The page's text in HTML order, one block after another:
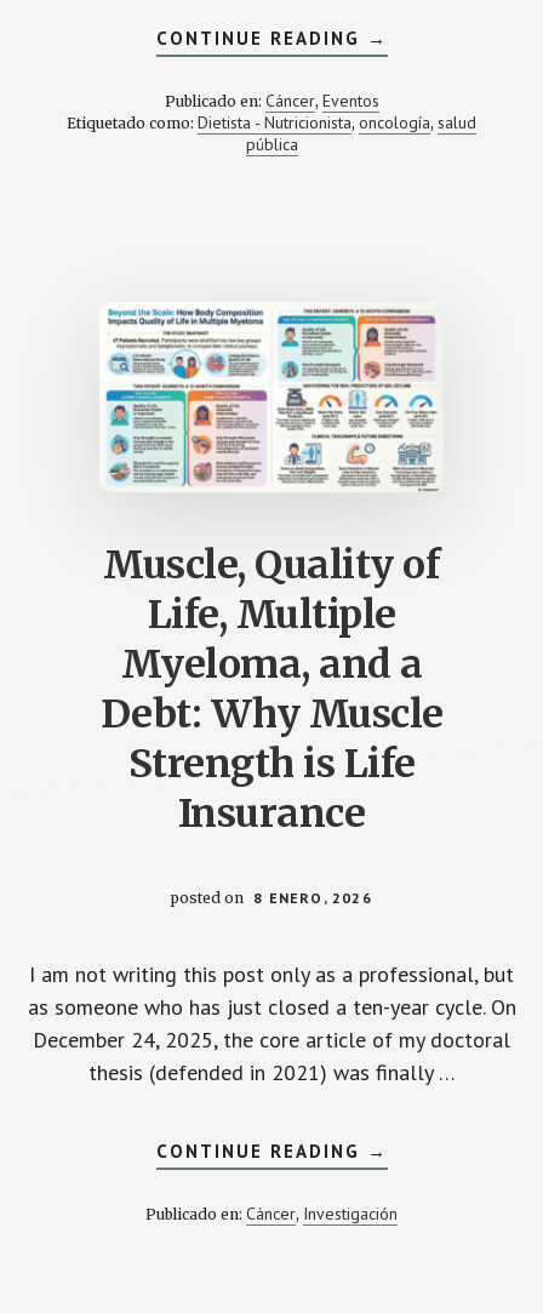
CONTINUE READING ACERCA
DE
CÁNCER
DE
→
Publicado en: Cáncer, Eventos
Etiquetado como: Dietista - Nutricionista, oncología, salud
pública
Muscle, Quality of
Life, Multiple
Myeloma, and a
Debt: Why Muscle
Strength is Life
Insurance
posted on 8 ENERO, 2026
I am not writing this post only as a professional, but
as someone who has just closed a ten-year cycle. On
December 24, 2025, the core article of my doctoral
thesis (defended in 2021) was finally …
CONTINUE READING ACERCA
DE
QUALITY
OF
→
Publicado en: Cáncer, Investigación